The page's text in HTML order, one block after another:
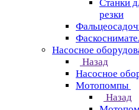
Станки
резки
Насосное
Назад
Насосное
Мотопомпы
Назад